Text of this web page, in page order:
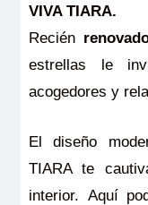
VIVA TIARA.
Recién
estrellas le
acogedores y
El diseño
TIARA te
interior. Aquí